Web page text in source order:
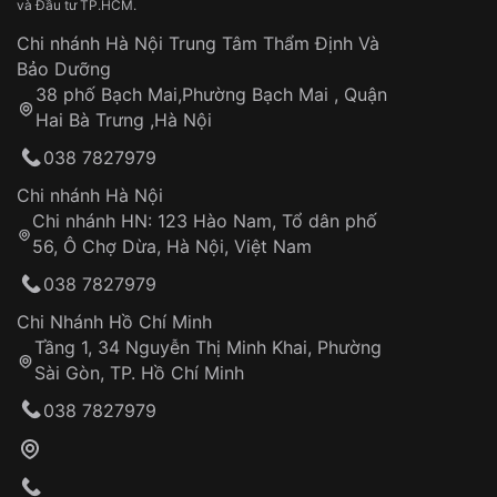
Theo chất liệu dây đeo
Theo phong cách
Đồng hồ dây kim loại thể thao:
thiết kế mạnh mẽ,
đồng hồ này phù hợp cho những người thích vận
và Đầu tư TP.HCM.
Chi nhánh Hà Nội Trung Tâm Thẩm Định Và
Bảo Dưỡng
38 phố Bạch Mai,Phường Bạch Mai , Quận
Hai Bà Trưng ,Hà Nội
038 7827979
Chi nhánh Hà Nội
Chi nhánh HN: 123 Hào Nam, Tổ dân phố
56, Ô Chợ Dừa, Hà Nội, Việt Nam
038 7827979
Chi Nhánh Hồ Chí Minh
Tầng 1, 34 Nguyễn Thị Minh Khai, Phường
Sài Gòn, TP. Hồ Chí Minh
038 7827979